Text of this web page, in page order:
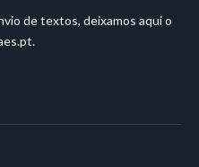
de textos, deixamos aqui o
.